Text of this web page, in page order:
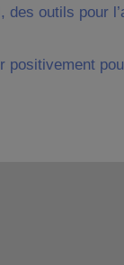
des outils pour
positivement